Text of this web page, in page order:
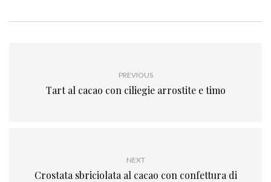
PREVIOUS
Tart al cacao con ciliegie arrostite e timo
NEXT
Crostata sbriciolata al cacao con confettura di